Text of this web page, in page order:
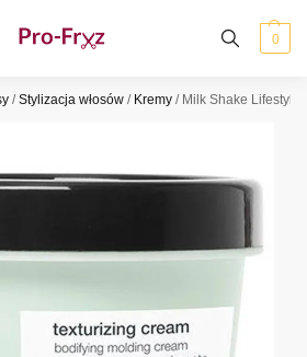
0
/Stylizacja włosów / Kremy / Milk Shake